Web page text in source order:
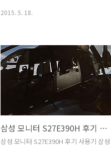
전송해서 볼 수 있습니다. LG TV 모니터
27MT77W는 IPS 패널을 사용 하면서 느
낀점을 적여보겠습니다. 27인치의 화면
에 해상도는 Full HD 해상도 입니다. 사용
하기 가장 적당한 사이즈라고 생각합니
다. 그런데 TV로 쓰기에는 좀 작을지도 모
릅니다. 보통 32인치 이상을 사용할 테니
까요. 하지만 좀 더 작은 TV가 필요한분도
분명 있을것 입니다. 그런 용도에 맞게 사
2015. 5. 18.
삼성 모니터 S27E390H 후기 사용기
삼성 모니터 S27E390H 후기 사용기 삼성